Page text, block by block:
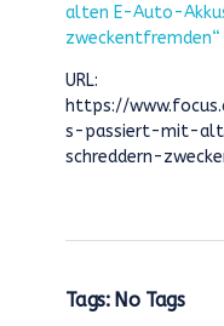
alten E-Auto-
zweckentfremden“
URL:
https://
s-passiert-mit-
schreddern-
Tags: No Tags